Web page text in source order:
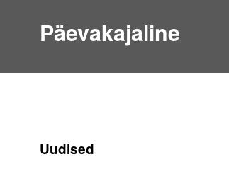
Päevakajaline
Uudised